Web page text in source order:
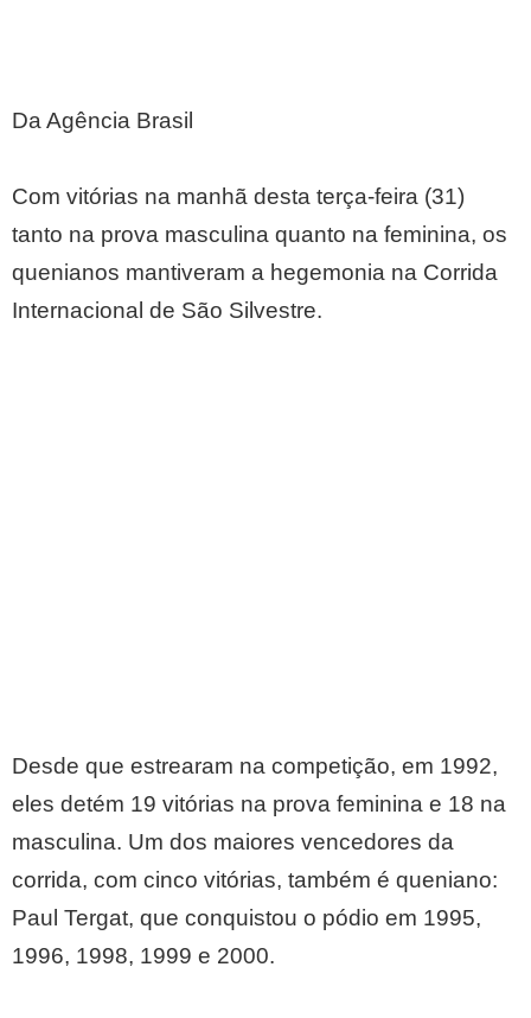
Da Agência Brasil
Com vitórias na manhã desta terça-feira (31)
tanto na prova masculina quanto na feminina, os
quenianos mantiveram a hegemonia na Corrida
Internacional de São Silvestre.
Desde que estrearam na competição, em 1992,
eles detém 19 vitórias na prova feminina e 18 na
masculina. Um dos maiores vencedores da
corrida, com cinco vitórias, também é queniano:
Paul Tergat, que conquistou o pódio em 1995,
1996, 1998, 1999 e 2000.